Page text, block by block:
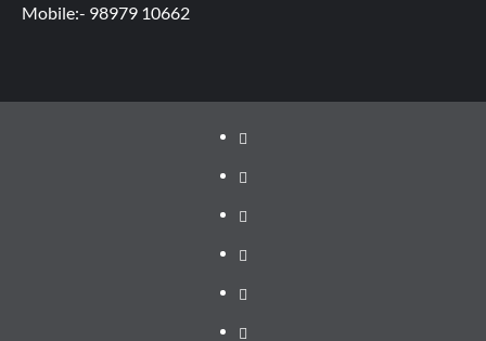
Mobile:- 98979 10662
About
WEB
SERIES
TO
Dehradun
Smart
City
Life
in
Dehradun
Places
to
सम्पर्क